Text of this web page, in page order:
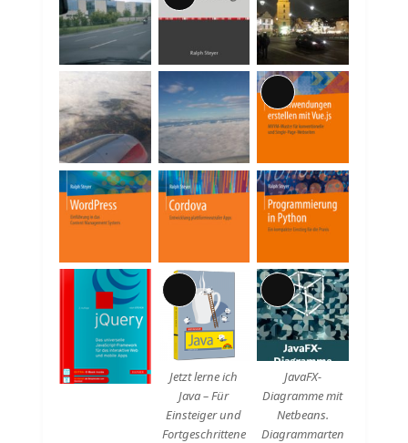
Beschreibung
Lange
Beschreibung
Lange
Beschreibung
Jetzt lerne ich
Java – Für
Einsteiger und
Fortgeschrittene
Lange
Beschreibung
JavaFX-
Diagramme mit
Netbeans.
Diagrammarten